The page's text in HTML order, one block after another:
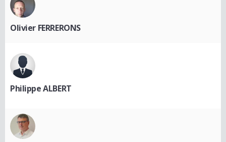
Olivier FERRERONS
Philippe ALBERT